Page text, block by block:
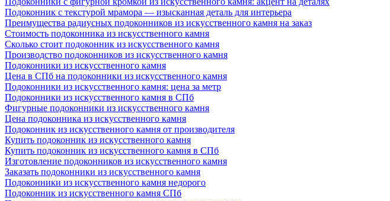
Подоконник с текстурой мрамора — изысканная деталь для интерьера
Преимущества радиусных подоконников из искусственного камня на заказ
Стоимость подоконника из искусственного камня
Сколько стоит подоконник из искусственного камня
Производство подоконников из искусственного камня
Подоконники из искусственного камня
Цена в СПб на подоконники из искусственного камня
Подоконники из искусственного камня: цена за метр
Подоконники из искусственного камня в СПб
Фигурные подоконники из искусственного камня
Цена подоконника из искусственного камня
Подоконник из искусственного камня от производителя
Купить подоконник из искусственного камня
Купить подоконник из искусственного камня в СПб
Изготовление подоконников из искусственного камня
Заказать подоконники из искусственного камня
Подоконники из искусственного камня недорого
Подоконник из искусственного камня СПб